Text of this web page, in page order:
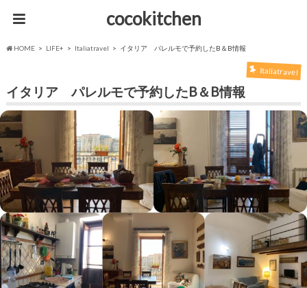
cocokitchen
HOME LIFE+ Italiatravel イタリア パレルモで予約したB＆B情報
Italiatravel
イタリア パレルモで予約したB＆B情報